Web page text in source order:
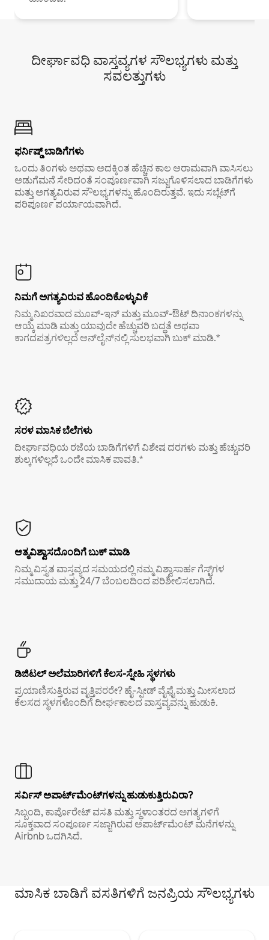
ದೀರ್ಘಾವಧಿ ವಾಸ್ತವ್ಯಗಳ ಸೌಲಭ್ಯಗಳು ಮತ್ತು
ಸವಲತ್ತುಗಳು
ಫರ್ನಿಷ್ಡ್ ಬಾಡಿಗೆಗಳು
ಒಂದು ತಿಂಗಳು ಅಥವಾ ಅದಕ್ಕಿಂತ ಹೆಚ್ಚಿನ ಕಾಲ ಆರಾಮವಾಗಿ ವಾಸಿಸಲು
ಅಡುಗೆಮನೆ ಸೇರಿದಂತೆ ಸಂಪೂರ್ಣವಾಗಿ ಸಜ್ಜುಗೊಳಿಸಲಾದ ಬಾಡಿಗೆಗಳು
ಮತ್ತು ಅಗತ್ಯವಿರುವ ಸೌಲಭ್ಯಗಳನ್ನು ಹೊಂದಿರುತ್ತವೆ. ಇದು ಸಬ್ಲೆಟ್‌ಗೆ
ಪರಿಪೂರ್ಣ ಪರ್ಯಾಯವಾಗಿದೆ.
ನಿಮಗೆ ಅಗತ್ಯವಿರುವ ಹೊಂದಿಕೊಳ್ಳುವಿಕೆ
ನಿಮ್ಮ ನಿಖರವಾದ ಮೂವ್-ಇನ್ ಮತ್ತು ಮೂವ್-ಔಟ್ ದಿನಾಂಕಗಳನ್ನು
ಆಯ್ಕೆ ಮಾಡಿ ಮತ್ತು ಯಾವುದೇ ಹೆಚ್ಚುವರಿ ಬದ್ಧತೆ ಅಥವಾ
ಕಾಗದಪತ್ರಗಳಿಲ್ಲದೆ ಆನ್‌ಲೈನ್‌ನಲ್ಲಿ ಸುಲಭವಾಗಿ ಬುಕ್ ಮಾಡಿ.*
ಸರಳ ಮಾಸಿಕ ಬೆಲೆಗಳು
ದೀರ್ಘಾವಧಿಯ ರಜೆಯ ಬಾಡಿಗೆಗಳಿಗೆ ವಿಶೇಷ ದರಗಳು ಮತ್ತು ಹೆಚ್ಚುವರಿ
ಶುಲ್ಕಗಳಿಲ್ಲದೆ ಒಂದೇ ಮಾಸಿಕ ಪಾವತಿ.*
ಆತ್ಮವಿಶ್ವಾಸದೊಂದಿಗೆ ಬುಕ್ ಮಾಡಿ
ನಿಮ್ಮ ವಿಸ್ತೃತ ವಾಸ್ತವ್ಯದ ಸಮಯದಲ್ಲಿ ನಮ್ಮ ವಿಶ್ವಾಸಾರ್ಹ ಗೆಸ್ಟ್‌ಗಳ
ಸಮುದಾಯ ಮತ್ತು 24/7 ಬೆಂಬಲದಿಂದ ಪರಿಶೀಲಿಸಲಾಗಿದೆ.
ಡಿಜಿಟಲ್ ಅಲೆಮಾರಿಗಳಿಗೆ ಕೆಲಸ-ಸ್ನೇಹಿ ಸ್ಥಳಗಳು
ಪ್ರಯಾಣಿಸುತ್ತಿರುವ ವೃತ್ತಿಪರರೇ? ಹೈ-ಸ್ಪೀಡ್ ವೈಫೈ ಮತ್ತು ಮೀಸಲಾದ
ಕೆಲಸದ ಸ್ಥಳಗಳೊಂದಿಗೆ ದೀರ್ಘಕಾಲದ ವಾಸ್ತವ್ಯವನ್ನು ಹುಡುಕಿ.
ಸರ್ವಿಸ್ ಅಪಾರ್ಟ್‌ಮೆಂಟ್‌ಗಳನ್ನು ಹುಡುಕುತ್ತಿರುವಿರಾ?
ಸಿಬ್ಬಂದಿ, ಕಾರ್ಪೊರೇಟ್ ವಸತಿ ಮತ್ತು ಸ್ಥಳಾಂತರದ ಅಗತ್ಯಗಳಿಗೆ
ಸೂಕ್ತವಾದ ಸಂಪೂರ್ಣ ಸಜ್ಜಾಗಿರುವ ಅಪಾರ್ಟ್‌ಮೆಂಟ್ ಮನೆಗಳನ್ನು
Airbnb ಒದಗಿಸಿದೆ.
ಮಾಸಿಕ ಬಾಡಿಗೆ ವಸತಿಗಳಿಗೆ ಜನಪ್ರಿಯ ಸೌಲಭ್ಯಗಳು